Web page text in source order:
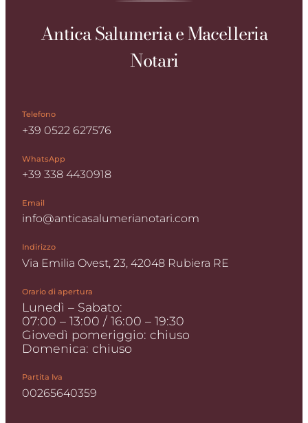
Antica Salumeria e Macelleria
Notari
Telefono
+39 0522 627576
WhatsApp
+39 338 4430918
Email
info@anticasalumerianotari.com
Indirizzo
Via Emilia Ovest, 23, 42048 Rubiera RE
Orario di apertura
Lunedì – Sabato:
07:00 – 13:00 / 16:00 – 19:30
Giovedì pomeriggio: chiuso
Domenica: chiuso
Partita Iva
00265640359